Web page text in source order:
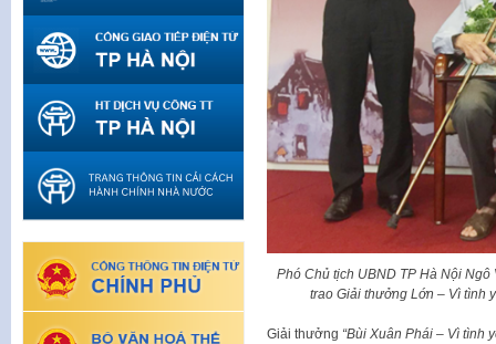
Phó Chủ tịch UBND TP Hà Nội
trao Giải thưởng Lớn – Vì tình
Giải thưởng “Bùi Xuân Phái – Vì tình